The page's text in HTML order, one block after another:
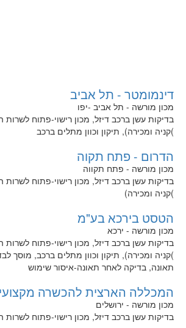
דינמומטר - תל אביב
מכון מורשה - תל אביב -יפו
בדיקות עשן ברכב דיזל, מכון רישוי-פתוח לשרות
)קניה ומכירה), תיקון וכוון מתלים ברכב
הדרום - פתח תקוה
מכון מורשה - פתח תקווה
בדיקות עשן ברכב דיזל, מכון רישוי-פתוח לשרות
)קניה ומכירה)
הטסט בירכא בע"מ
מכון מורשה - ירכא
בדיקות עשן ברכב דיזל, מכון רישוי-פתוח לשרות
)קניה ומכירה), תיקון וכוון מתלים ברכב, מוסך
תאונה, בדיקה לאחר תאונה-איסור שימוש
המכללה הארצית להכשרה
מכון מורשה - ירושלים
בדיקות עשן ברכב דיזל, מכון רישוי-פתוח לשרות